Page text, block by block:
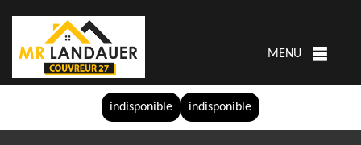
indisponible indisponible
MENU